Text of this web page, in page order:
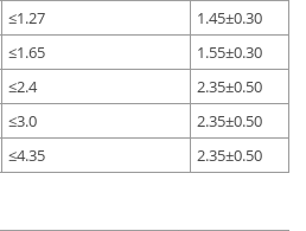
≤1.27
1.45±0.30
≤1.65
1.55±0.30
≤2.4
2.35±0.50
≤3.0
2.35±0.50
≤4.35 2.35±0.50